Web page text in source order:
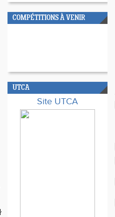
COMPÉTITIONS À VENIR
UTCA
Site UTCA